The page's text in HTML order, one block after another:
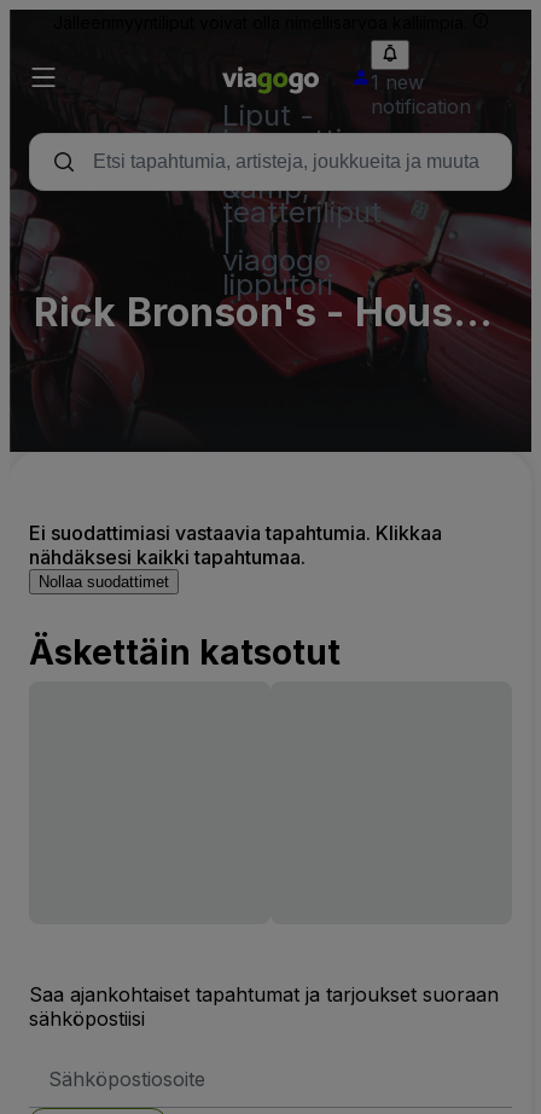
Liput -
konsertti,
urheilu
&amp;
teatteriliput
viagogo
lipputori
1 new
notification
Rick Bronson's - House
of Comedy MN
Ei suodattimiasi vastaavia tapahtumia. Klikkaa
nähdäksesi kaikki tapahtumaa.
Nollaa suodattimet
Äskettäin katsotut
Saa ajankohtaiset tapahtumat ja tarjoukset suoraan
sähköpostiisi